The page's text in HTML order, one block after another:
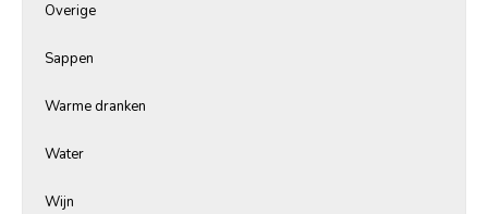
Overige
Sappen
Warme dranken
Water
Wijn